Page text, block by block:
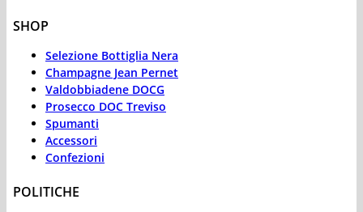
SHOP
Selezione Bottiglia Nera
Champagne Jean Pernet
Valdobbiadene DOCG
Prosecco DOC Treviso
Spumanti
Accessori
Confezioni
POLITICHE